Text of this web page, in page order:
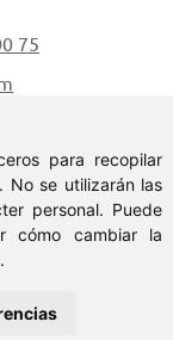
para recopilar
No se utilizarán las
personal. Puede
cómo cambiar la
.
75
Porriño
de Caselas